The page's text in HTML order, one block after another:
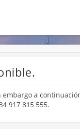
a
917 815 555.